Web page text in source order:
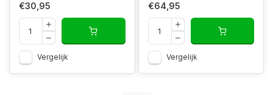
€30,95
Vergelijk
€64,95
Vergelijk